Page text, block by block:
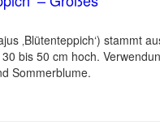
‚Blütenteppich‘) stammt
bis 50 cm hoch.
Sommerblume.